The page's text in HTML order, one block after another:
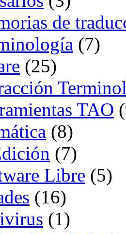
de
(7)
(25)
TAO
(8)
(7)
Libre (5)
(16)
(1)